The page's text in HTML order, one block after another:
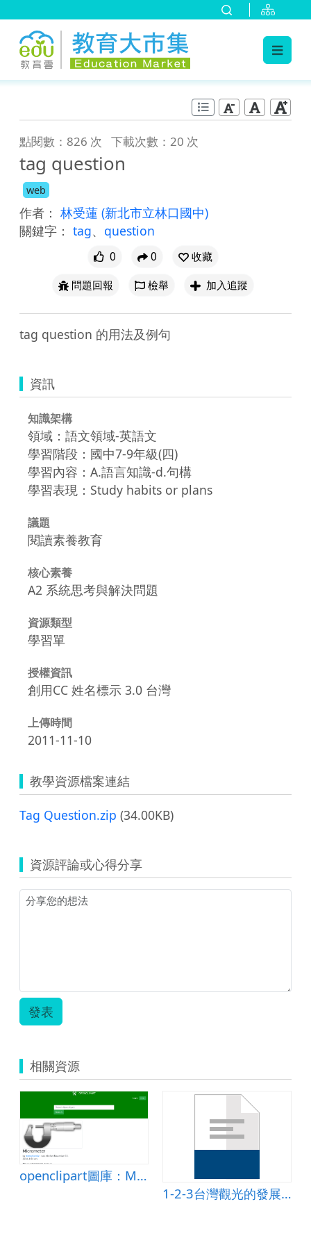
點閱數：826 次 下載次數：20 次
tag question
web
作者： 林受蓮 (新北市立林口國中)
關鍵字： tag、 question
0 0
收藏
問題回報
檢舉 加入追蹤
tag question 的用法及例句
資訊
知識架構
領域：語文領域-英語文
學習階段：國中7-9年級(四)
學習內容：A.語言知識-d.句構
學習表現：Study habits or plans
議題
閱讀素養教育
核心素養
A2 系統思考與解決問題
資源類型
學習單
授權資訊
創用CC 姓名標示 3.0 台灣
上傳時間
2011-11-10
教學資源檔案連結
Tag Question.zip (34.00KB)
資源評論或心得分享
發表
相關資源
openclipart圖庫：Micrometer
1-2-3台灣觀光的發展演進與影響